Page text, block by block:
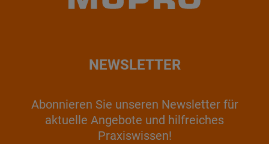
NEWSLETTER
Abonnieren Sie unseren Newsletter für
aktuelle Angebote und hilfreiches
Praxiswissen!